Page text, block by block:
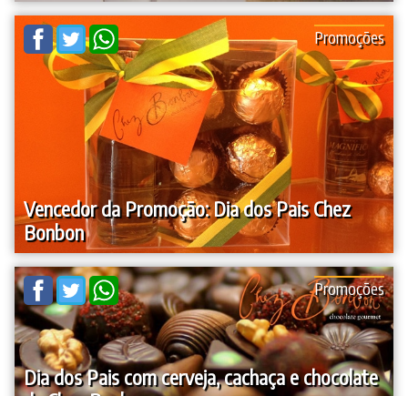
Vencedor da Promoção: Dia dos Pais Chez
Bonbon
Promoções
Dia dos Pais com cerveja, cachaça e chocolate
Promoções